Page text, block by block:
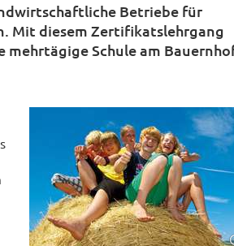
Betriebe für
Mit diesem Zertifikatslehrgang
Schule am